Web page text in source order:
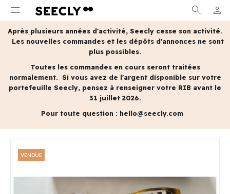
menu search person
MON
Après plusieurs années d'activité, Seecly cesse son activité.
Les nouvelles commandes et les dépôts d'annonces ne sont
plus possibles.
Toutes les commandes en cours seront traitées
normalement. Si vous avez de l'argent disponible sur votre
portefeuille Seecly, pensez à renseigner votre RIB avant le
31 juillet 2026.
Pour toute question : hello@seecly.com
VENDUE